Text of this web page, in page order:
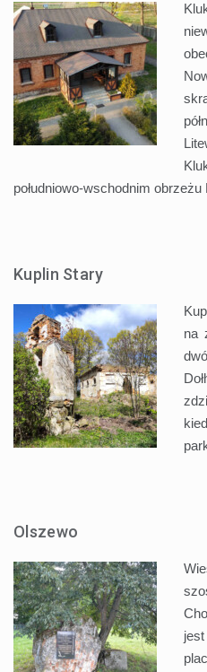
południowo-wschodnim
Kuplin Stary
na
Olszewo